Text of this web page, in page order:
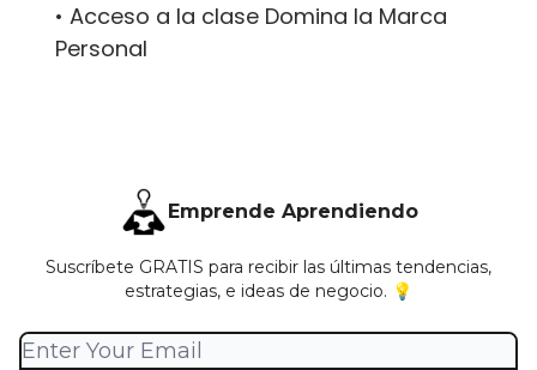
• Acceso a la clase Domina la Marca
Personal
Emprende Aprendiendo
Suscríbete GRATIS para recibir las últimas tendencias,
estrategias, e ideas de negocio. 💡